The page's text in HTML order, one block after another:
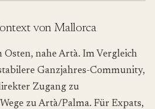
von Mallorca
nahe Artà. Im Vergleich
Ganzjahres-Community,
Zugang zu
zu Artà/Palma. Für Expats,